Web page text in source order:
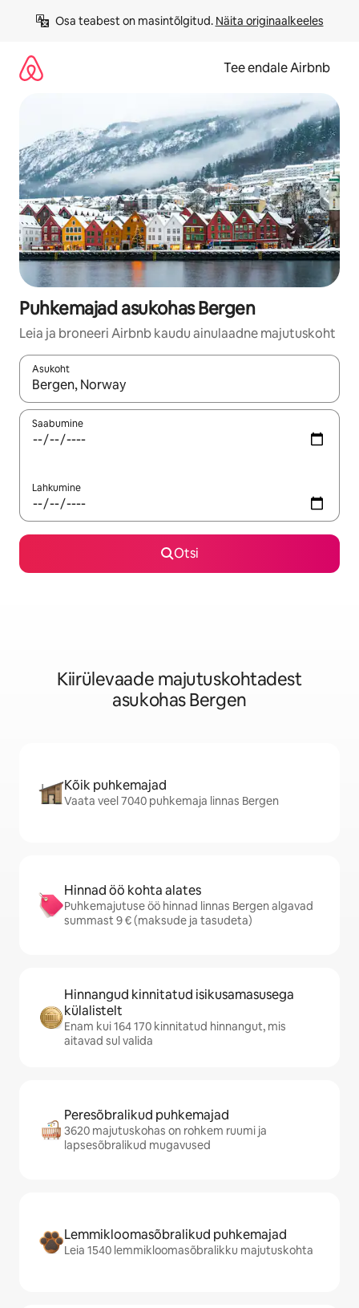
Osa teabest on masintõlgitud. Näita originaalkeeles
Tee endale Airbnb
Puhkemajad asukohas Bergen
Leia ja broneeri Airbnb kaudu ainulaadne majutuskoht
Asukoht
Kui tulemused on kuvatud, liigu ekraanil nooleklahvidega või
Saabumine
Lahkumine
Otsi
Kiirülevaade majutuskohtadest
asukohas Bergen
Kõik puhkemajad
Vaata veel 7040 puhkemaja linnas Bergen
Hinnad öö kohta alates
Puhkemajutuse öö hinnad linnas Bergen algavad
summast 9 € (maksude ja tasudeta)
Hinnangud kinnitatud isikusamasusega
külalistelt
Enam kui 164 170 kinnitatud hinnangut, mis
aitavad sul valida
Peresõbralikud puhkemajad
3620 majutuskohas on rohkem ruumi ja
lapsesõbralikud mugavused
Lemmikloomasõbralikud puhkemajad
Leia 1540 lemmikloomasõbralikku majutuskohta